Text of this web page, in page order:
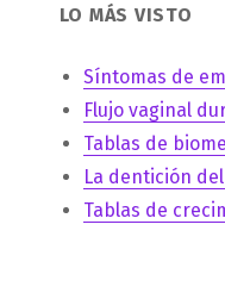
LO MÁS VISTO
Síntomas de
Flujo vaginal
Tablas de
La dentición
Tablas de